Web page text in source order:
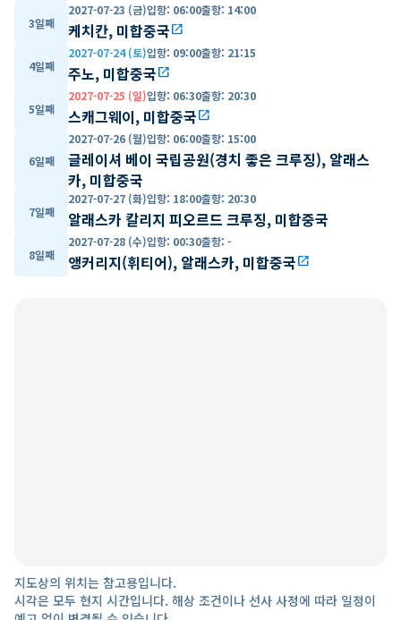
3일째
2027-07-23 (금)입항: 06:00출항: 14:00
케치칸, 미합중국open_in_new
4일째
2027-07-24 (토)입항: 09:00출항: 21:15
주노, 미합중국open_in_new
5일째
2027-07-25 (일)입항: 06:30출항: 20:30
스캐그웨이, 미합중국open_in_new
6일째
2027-07-26 (월)입항: 06:00출항: 15:00
글레이셔 베이 국립공원(경치 좋은 크루징), 알래스
카, 미합중국
7일째
2027-07-27 (화)입항: 18:00출항: 20:30
알래스카 칼리지 피오르드 크루징, 미합중국
8일째
2027-07-28 (수)입항: 00:30출항: -
앵커리지(휘티어), 알래스카, 미합중국open_in_new
지도상의 위치는 참고용입니다.
시각은 모두 현지 시간입니다. 해상 조건이나 선사 사정에 따라 일정이